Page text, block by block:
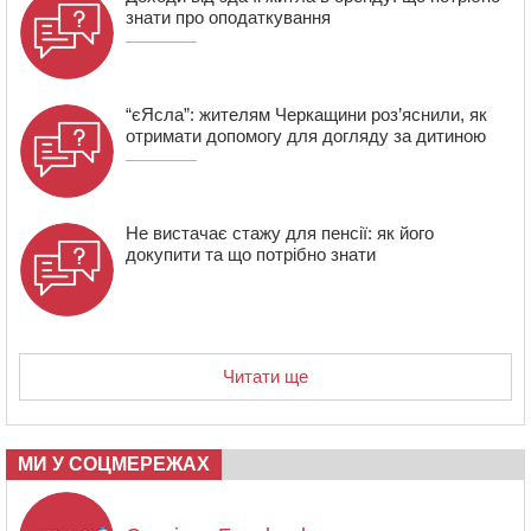
зміну їм вирушили побратими
знати про оподаткування
“єЯсла”: жителям Черкащини роз’яснили, як
отримати допомогу для догляду за дитиною
Не вистачає стажу для пенсії: як його
докупити та що потрібно знати
Читати ще
МИ У СОЦМЕРЕЖАХ